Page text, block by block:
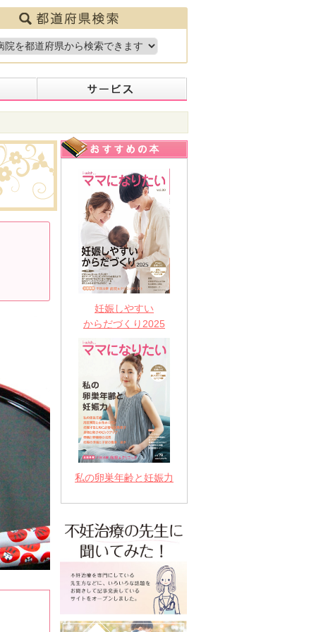
妊娠しやすい
からだづくり2025
私の卵巣年齢と妊娠力